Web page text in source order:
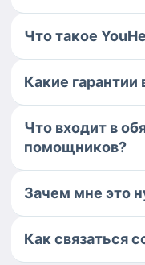
Что такое
Какие гарантии
Что входит в
помощников?
Зачем мне это
Как связаться